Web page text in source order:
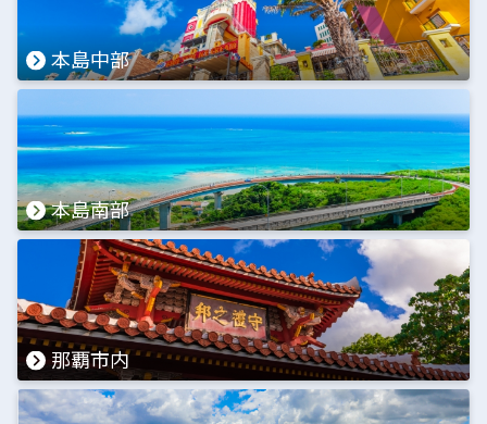
本島中部
本島南部
那覇市内